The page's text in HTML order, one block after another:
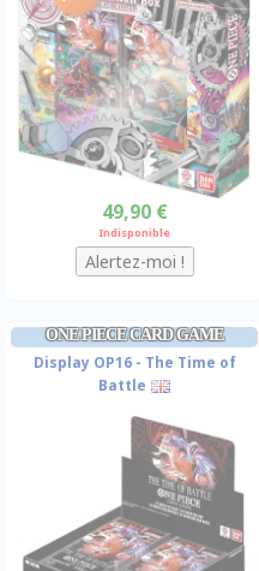
49,90 €
Indisponible
ONE PIECE CARD GAME
Display OP16 - The Time of
Battle